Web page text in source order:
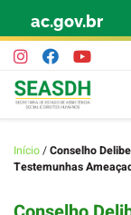
Skip to content
ac.gov.br
Início/Conselho
Testemunhas